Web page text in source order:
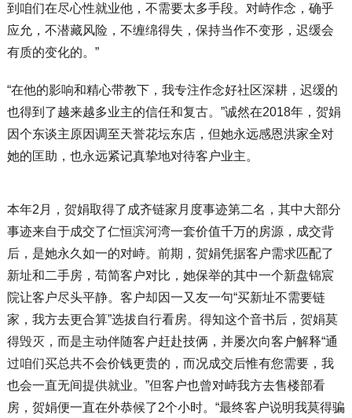
到咱们在尽心性就业他，不需要太多手段。对峙作念，确乎
应允，不潜藏风险，不缠绵得失，保持当作不变形，迟缓会
有质的变化的。”
“在他的影响和精心带教下，我专注作念好社区深耕，迟缓的
也得到了越来越多业主的信任和复古。”诚然在2018年，贺娟
因个东谈主原因调至天誉花坛东店，但她永远感恩洪家全对
她的匡助，也永远紧记真挚地对待客户业主。
本年2月，贺娟取得了成齐链家月度事迹第二名，其中大部分
事迹来自于成交了仁恒滨河湾一套价值千万的房源，成交背
后，是她永久如一的对峙。前期，贺娟凭据客户需求匹配了
新址和二手房，苟简客户对比，她保举的其中一个新盘锦宸
院让客户尽头平静。客户却因一又友一句“买新址不需要链
家，我方去更合算”选拔自行看房。得知这个音书后，贺娟莫
得毁灭，而是主动伴随客户赶赴技俩，并屡次向客户解释“通
过咱们买总共不会价钱更贵的，而况成交后惟有您需要，我
也会一直无间提供就业。”但客户也曾对峙我方去售楼部看
房，贺娟便一直在外恭候了2个小时。“最终客户说明我莫得骗